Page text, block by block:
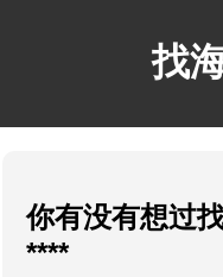
找
你有没有想过
****